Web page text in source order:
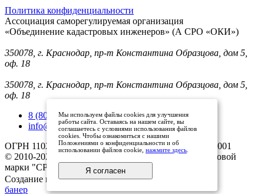
Политика конфиденциальности
Ассоциация саморегулируемая организация
«Объединение кадастровых инженеров» (А СРО «ОКИ»)
350078, г. Краснодар, пр-т Константина Образцова, дом 5,
оф. 18
350078, г. Краснодар, пр-т Константина Образцова, дом 5,
оф. 18
8 (800) 101 33 08
info@mysroki.ru
ОГРН 1102300003079 ИНН 2311126810/КПП 231101001
© 2010-2025 Все права защищены владельцами торговой
марки "СРО ОКИ"
Создание и продвижение сайта
банер
Мы используем файлы cookies для улучшения
работы сайта. Оставаясь на нашем сайте, вы
соглашаетесь с условиями использования файлов
cookies. Чтобы ознакомиться с нашими
Положениями о конфиденциальности и об
использовании файлов cookie, нажмите здесь
Я согласен